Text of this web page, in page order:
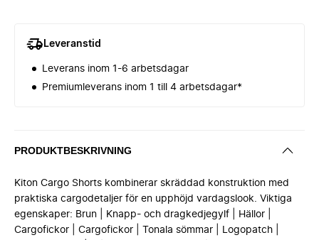
Leveranstid
Leverans inom 1-6 arbetsdagar
Premiumleverans inom 1 till 4 arbetsdagar*
PRODUKTBESKRIVNING
Kiton Cargo Shorts kombinerar skräddad konstruktion med
praktiska cargodetaljer för en upphöjd vardagslook. Viktiga
egenskaper: Brun | Knapp- och dragkedjegylf | Hällor |
Cargofickor | Cargofickor | Tonala sömmar | Logopatch |